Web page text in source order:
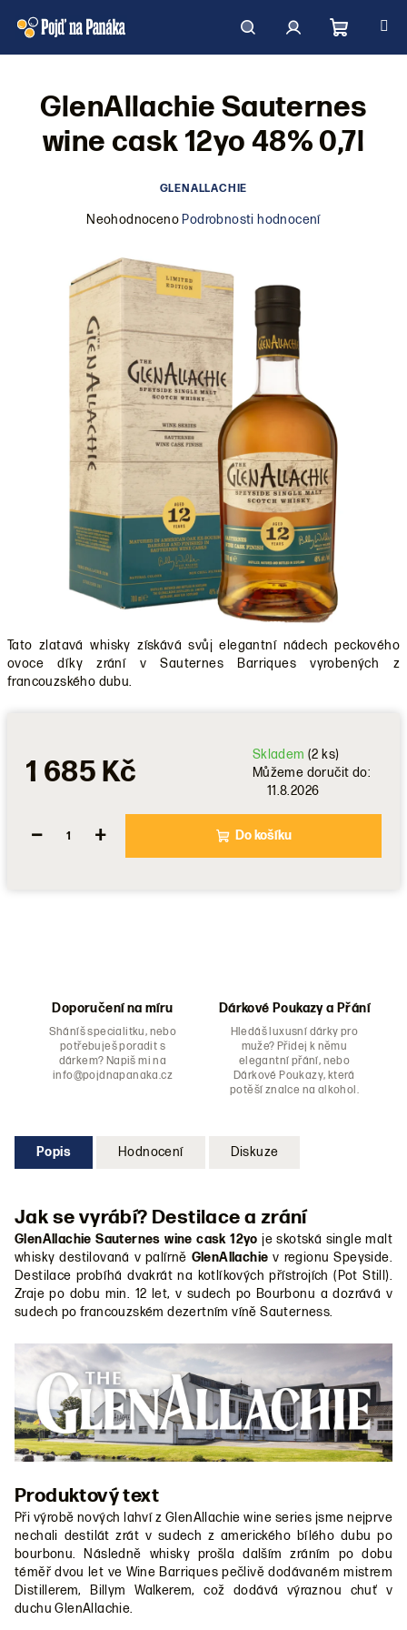
HledatPřihlášeníNákupní
košík
Tato zlatavá whisky získává svůj elegantní nádech peckového
ovoce díky zrání v Sauternes Barriques vyrobených z
francouzského dubu.
Skladem (2 ks)
Můžeme doručit do:
11.8.2026
1 685 Kč
+
− Do košíku
GlenAllachie Sauternes
wine cask 12yo 48% 0,7l
GLENALLACHIE
hvězdiček.
Neohodnoceno Podrobnosti hodnocení
Doporučení na míru
Sháníš specialitku, nebo
potřebuješ poradit s
dárkem? Napiš mi na
info@pojdnapanaka.cz
Dárkové Poukazy a Přání
Hledáš luxusní dárky pro
muže? Přidej k němu
elegantní přání, nebo
Dárkové Poukazy, která
potěší znalce na alkohol.
Popis Hodnocení Diskuze
Jak se vyrábí? Destilace a zrání
GlenAllachie Sauternes wine cask 12yo je skotská single malt
whisky destilovaná v palírně GlenAllachie v regionu Speyside.
Destilace probíhá dvakrát na kotlíkových přístrojích (Pot Still).
Zraje po dobu min. 12 let, v sudech po Bourbonu a dozrává v
sudech po francouzském dezertním víně Sauterness.
Produktový text
Při výrobě nových lahví z GlenAllachie wine series jsme nejprve
nechali destilát zrát v sudech z amerického bílého dubu po
bourbonu. Následně whisky prošla dalším zráním po dobu
téměř dvou let ve Wine Barriques pečlivě dodávaném mistrem
Distillerem, Billym Walkerem, což dodává výraznou chuť v
duchu GlenAllachie.